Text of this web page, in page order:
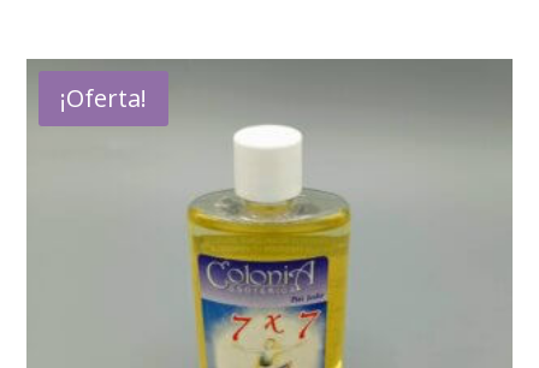
¡Oferta!